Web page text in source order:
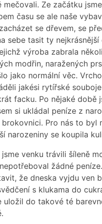
mečovali. Ze začátku
času se ale naše
se dřevem, se
sebe tasit ty
výroba zabrala
modřin, naražených
jako normální věc.
jakési rytířské
facku. Po nějaké době
si ukládal peníze z
Pro nás to byl
narozeniny se koupila
venku trávili šíleně
žádné
že dneska vyjdu ven
s klukama do
uložil do takové té